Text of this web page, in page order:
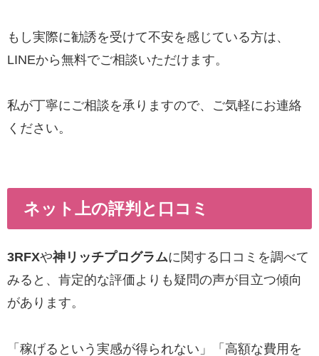
もし実際に勧誘を受けて不安を感じている方は、
LINEから無料でご相談いただけます。
私が丁寧にご相談を承りますので、ご気軽にお連絡
ください。
ネット上の評判と口コミ
3RFXや神リッチプログラムに関する口コミを調べて
みると、肯定的な評価よりも疑問の声が目立つ傾向
があります。
「稼げるという実感が得られない」「高額な費用を